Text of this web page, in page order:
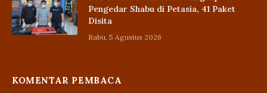
Pengedar Shabu di Petasia, 41 Paket
Disita
Rabu, 5 Agustus 2026
KOMENTAR PEMBACA